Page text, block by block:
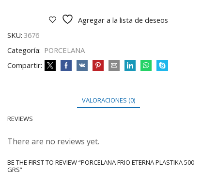
Agregar a la lista de deseos
SKU: 3676
Categoría: PORCELANA
Compartir:
VALORACIONES (0)
REVIEWS
There are no reviews yet.
BE THE FIRST TO REVIEW “PORCELANA FRIO ETERNA PLASTIKA 500
GRS”